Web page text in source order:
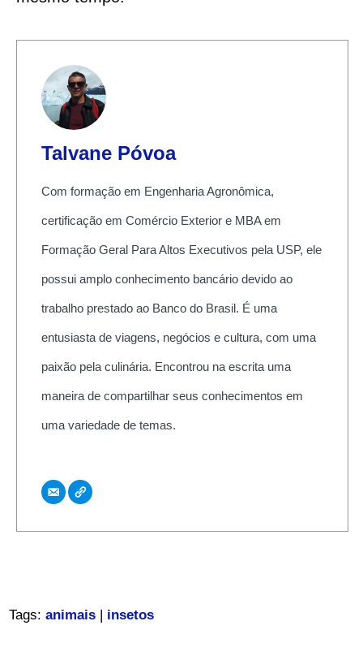
Talvane Póvoa
Com formação em Engenharia Agronômica,
certificação em Comércio Exterior e MBA em
Formação Geral Para Altos Executivos pela USP, ele
possui amplo conhecimento bancário devido ao
trabalho prestado ao Banco do Brasil. É uma
entusiasta de viagens, negócios e cultura, com uma
paixão pela culinária. Encontrou na escrita uma
maneira de compartilhar seus conhecimentos em
uma variedade de temas.
Tags: animais| insetos